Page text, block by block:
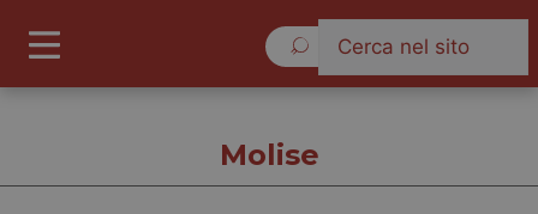
Molise